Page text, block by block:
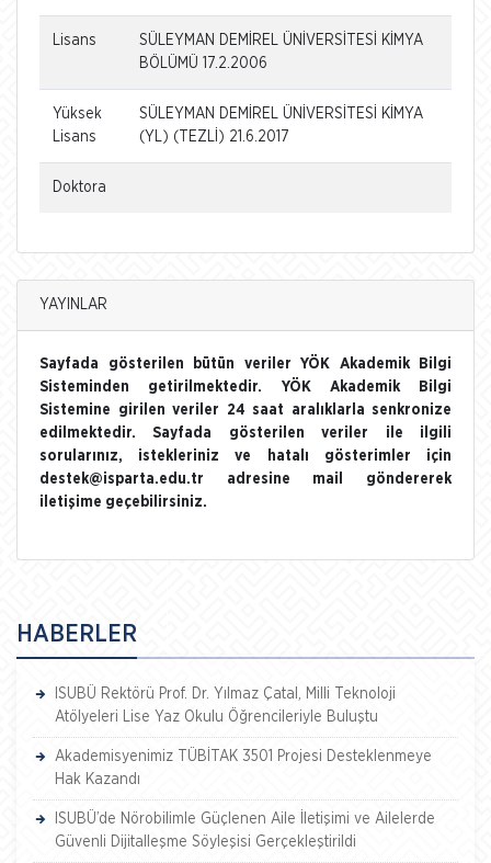
Lisans
SÜLEYMAN DEMİREL ÜNİVERSİTESİ KİMYA
BÖLÜMÜ 17.2.2006
Yüksek
Lisans
SÜLEYMAN DEMİREL ÜNİVERSİTESİ KİMYA
(YL) (TEZLİ) 21.6.2017
Doktora
YAYINLAR
Sayfada gösterilen bütün veriler YÖK Akademik Bilgi
Sisteminden getirilmektedir. YÖK Akademik Bilgi
Sistemine girilen veriler 24 saat aralıklarla senkronize
edilmektedir. Sayfada gösterilen veriler ile ilgili
sorularınız, istekleriniz ve hatalı gösterimler için
destek@isparta.edu.tr adresine mail göndererek
iletişime geçebilirsiniz.
HABERLER
ISUBÜ Rektörü Prof. Dr. Yılmaz Çatal, Milli Teknoloji
Atölyeleri Lise Yaz Okulu Öğrencileriyle Buluştu
Akademisyenimiz TÜBİTAK 3501 Projesi Desteklenmeye
Hak Kazandı
ISUBÜ’de Nörobilimle Güçlenen Aile İletişimi ve Ailelerde
Güvenli Dijitalleşme Söyleşisi Gerçekleştirildi